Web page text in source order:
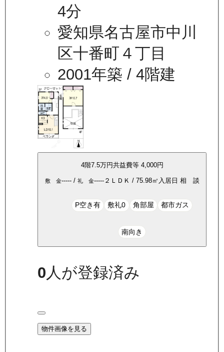
4分
愛知県名古屋市中川
区十番町４丁目
2001年築 / 4階建
4階7.5万円共益費等 4,000円
敷 金-----/ 礼 金-----２ＬＤＫ / 75.98㎡ 入居日 相 談
P空き有 敷礼0 角部屋 都市ガス
南向き
0 人が登録済み
物件画像を見る